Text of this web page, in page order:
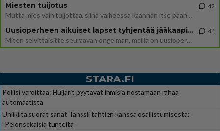
Miesten tuijotus
Mutta mies vain tuijottaa, siinä vaiheessa käännän itse pään pois. Mikä juttu? Yleensä jos joku tuijottaa tai katsoo, hä
42
Uusioperheen aikuiset lapset tyhjentää jääkaapin käydessään
Miten selvittäisitte seuraavan ongelman, meillä on uusioperhe, minulla teini-ikäiset lapset ja puolisolla aikuiset, jotk
44
STARA.FI
Poliisi varoittaa: Huijarit pyytävät ihmisiä nostamaan rahaa
automaatista
Uniikilta suorat sanat Tanssii tähtien kanssa osallistumisesta:
”Pelonsekaisia tunteita”